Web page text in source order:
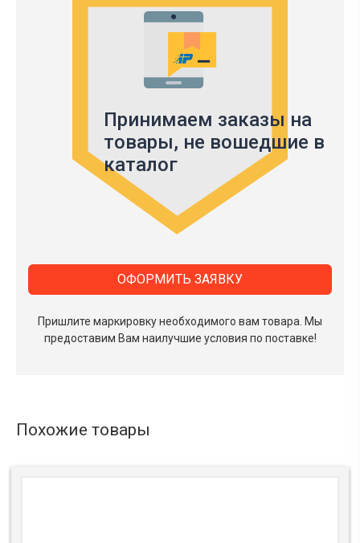
Принимаем заказы на
товары, не вошедшие в
каталог
Пришлите маркировку необходимого вам товара. Мы
предоставим Вам наилучшие условия по поставке!
ОФОРМИТЬ ЗАЯВКУ
Похожие товары